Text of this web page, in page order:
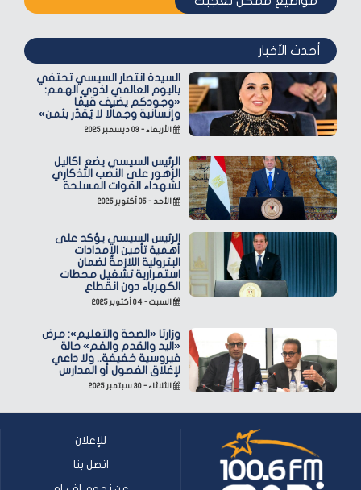
أحدث الأخبار
السيدة انتصار السيسي تحتفي
باليوم العالمي لذوي الهمم:
«وجودكم يضيف قيمًا
وإنسانية وجمالًا لا يُقدّر بثمن»
الأربعاء - ٠٣ ديسمبر ٢٠٢٥
الرئيس السيسي يضع أكاليل
الزهور على النصب التذكاري
لشهداء القوات المسلحة
الأحد - ٠٥ أكتوبر ٢٠٢٥
الرئيس السيسي يؤكد على
أهمية تأمين الإمدادات
البترولية اللازمة لضمان
استمرارية تشغيل محطات
الكهرباء دون انقطاع
السبت - ٠٤ أكتوبر ٢٠٢٥
وزارتا «الصحة والتعليم»: مرض
«اليد والقدم والفم» حالة
فيروسية خفيفة.. ولا داعي
لإغلاق الفصول أو المدارس
الثلاثاء - ٣٠ سبتمبر ٢٠٢٥
للإعلان
اتصل بنا